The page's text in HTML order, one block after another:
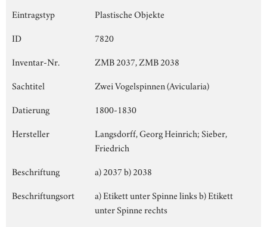
Eintragstyp
Plastische Objekte
ID
7820
Inventar-Nr.
ZMB 2037, ZMB 2038
Sachtitel
Zwei Vogelspinnen (Avicularia)
Datierung
1800-1830
Hersteller
Langsdorff, Georg Heinrich; Sieber,
Friedrich
Beschriftung
a) 2037 b) 2038
Beschriftungsort
a) Etikett unter Spinne links b) Etikett
unter Spinne rechts